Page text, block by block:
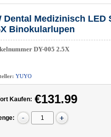
Dental Medizinisch
Binokularlupen
DY-005 2.5X
YUYO
Kaufen: €131.99